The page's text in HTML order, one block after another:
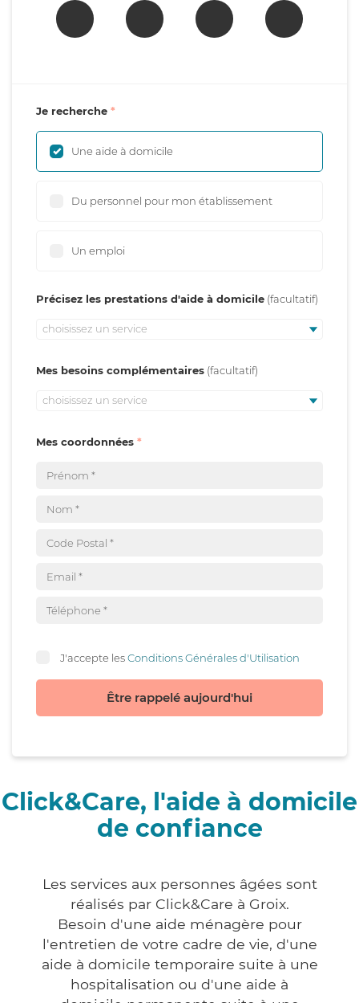
Je recherche
Une aide à domicile
Du personnel pour mon établissement
Un emploi
Précisez les prestations d'aide à domicile
choisissez un service
Mes besoins complémentaires
choisissez un service
Mes coordonnées
J'accepte lesConditions Générales d'Utilisation
Être rappelé aujourd'hui
Click&Care, l'aide à domicile
de confiance
Les services aux personnes âgées sont
réalisés par Click&Care à Groix.
Besoin d'une aide ménagère pour
l'entretien de votre cadre de vie, d'une
aide à domicile temporaire suite à une
hospitalisation ou d'une aide à